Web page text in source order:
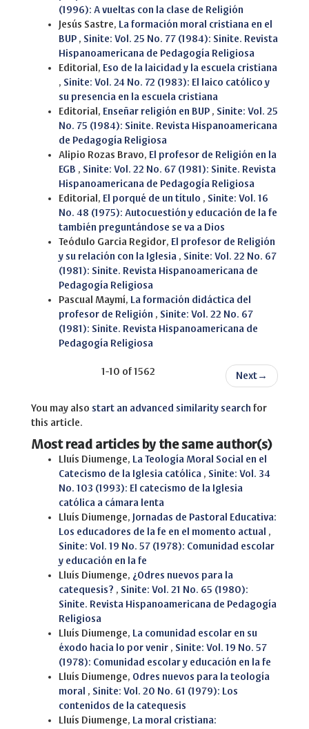
(1996): A vueltas con la clase de Religión
Jesús Sastre, La formación moral cristiana en el
BUP , Sinite: Vol. 25 No. 77 (1984): Sinite. Revista
Hispanoamericana de Pedagogía Religiosa
Editorial, Eso de la laicidad y la escuela cristiana
, Sinite: Vol. 24 No. 72 (1983): El laico católico y
su presencia en la escuela cristiana
Editorial, Enseñar religión en BUP , Sinite: Vol. 25
No. 75 (1984): Sinite. Revista Hispanoamericana
de Pedagogía Religiosa
Alipio Rozas Bravo, El profesor de Religión en la
EGB , Sinite: Vol. 22 No. 67 (1981): Sinite. Revista
Hispanoamericana de Pedagogía Religiosa
Editorial, El porqué de un título , Sinite: Vol. 16
No. 48 (1975): Autocuestión y educación de la fe
también preguntándose se va a Dios
Teódulo Garcia Regidor, El profesor de Religión
y su relación con la Iglesia , Sinite: Vol. 22 No. 67
(1981): Sinite. Revista Hispanoamericana de
Pedagogía Religiosa
Pascual Maymí, La formación didáctica del
profesor de Religión , Sinite: Vol. 22 No. 67
(1981): Sinite. Revista Hispanoamericana de
Pedagogía Religiosa
1-10 of 1562 Next →
You may also start an advanced similarity search for
this article.
Most read articles by the same author(s)
Lluís Diumenge, La Teología Moral Social en el
Catecismo de la Iglesia católica , Sinite: Vol. 34
No. 103 (1993): El catecismo de la Iglesia
católica a cámara lenta
Lluís Diumenge, Jornadas de Pastoral Educativa:
Los educadores de la fe en el momento actual ,
Sinite: Vol. 19 No. 57 (1978): Comunidad escolar
y educación en la fe
Lluís Diumenge, ¿Odres nuevos para la
catequesis? , Sinite: Vol. 21 No. 65 (1980):
Sinite. Revista Hispanoamericana de Pedagogía
Religiosa
Lluís Diumenge, La comunidad escolar en su
éxodo hacia lo por venir , Sinite: Vol. 19 No. 57
(1978): Comunidad escolar y educación en la fe
Lluís Diumenge, Odres nuevos para la teología
moral , Sinite: Vol. 20 No. 61 (1979): Los
contenidos de la catequesis
Lluís Diumenge, La moral cristiana: